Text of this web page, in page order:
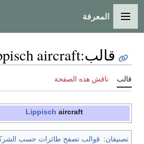
القائمة الرئيسية
المعرفة
قالب:
aircraft
قالب ناقش هذه الصفحة
Lippisch aircraft
تصنيفان: قوالب تصفح طائرات حسب